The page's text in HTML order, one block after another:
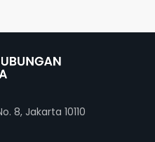
8, Jakarta 10110